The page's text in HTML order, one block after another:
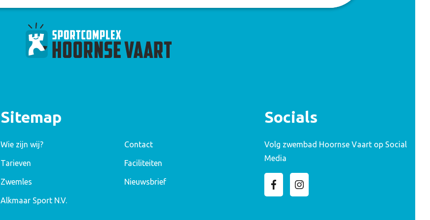
Sitemap
Wie zijn wij? Contact
Tarieven Faciliteiten
Zwemles Nieuwsbrief
Alkmaar Sport N.V.
Socials
Volg zwembad Hoornse Vaart op Social
Media